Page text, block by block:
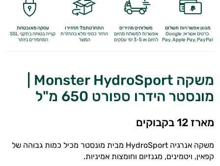
מגוון אפשרויות תשלום
כרטיס אשראי, Google
Pay,Apple Pay, PayPal
משלוחים מהירים
אפשרות למשלוח מהיום
להיום או 3-5 ימי עסקים
התחרטתם? תחזירו
החזר כספי מלאבהחזרת
המוצר
עסקה מאובטחת
קנייה בטוחה בתקני SSL
המחמירים ביותר
מונסטר הידרו ספורט 650 מ"ל
מארז 12 בקבוקים
משקה אנרגיה HydroSport מבית מונסטר מכיל כמות גבוהה של
קפאין, ויטמינים, מגנזיום וחומצות אמיניות.